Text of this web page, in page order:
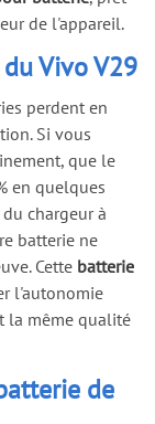
de l'appareil.
Vivo V29
perdent en
Si vous
que le
en quelques
chargeur à
batterie ne
Cette batterie
l'autonomie
la même qualité
de